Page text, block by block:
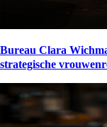
Bureau Clara
strategische